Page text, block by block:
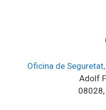
Oficina de
Adolf